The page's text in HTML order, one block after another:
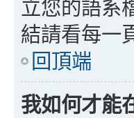
立您的語系
結請看每一
回頂端
我如何才能